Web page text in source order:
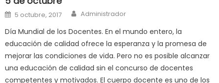
Posted
on
5 octubre, 2017 Author
Administrador
Día Mundial de los Docentes. En el mundo entero, la
educación de calidad ofrece la esperanza y la promesa de
mejorar las condiciones de vida. Pero no es posible alcanzar
una educación de calidad sin el concurso de docentes
competentes y motivados. El cuerpo docente es uno de los